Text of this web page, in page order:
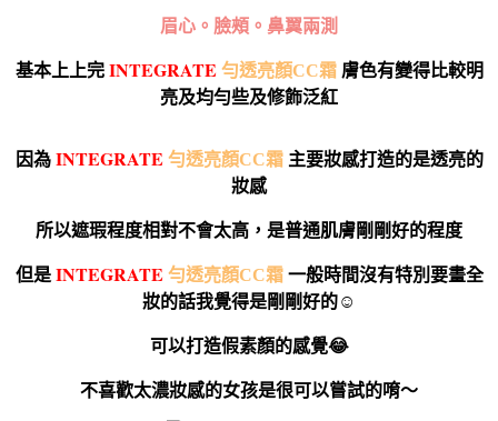
眉心。臉頰。鼻翼兩測
基本上上完 INTEGRATE 勻透亮顏CC霜 膚色有變得比較明
亮及均勻些及修飾泛紅
因為 INTEGRATE 勻透亮顏CC霜 主要妝感打造的是透亮的
妝感
所以遮瑕程度相對不會太高，是普通肌膚剛剛好的程度
但是 INTEGRATE 勻透亮顏CC霜 一般時間沒有特別要畫全
妝的話我覺得是剛剛好的☺️
可以打造假素顏的感覺😂
不喜歡太濃妝感的女孩是很可以嘗試的唷～